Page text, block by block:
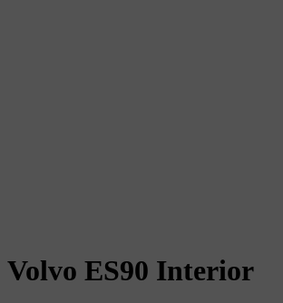
Volvo ES90 Interior